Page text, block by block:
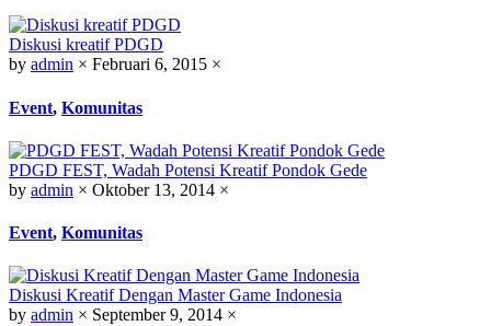
Diskusi kreatif PDGD
by admin × Februari 6, 2015 ×
Event, Komunitas
PDGD FEST, Wadah Potensi Kreatif Pondok Gede
by admin × Oktober 13, 2014 ×
Event, Komunitas
Diskusi Kreatif Dengan Master Game Indonesia
by admin × September 9, 2014 ×